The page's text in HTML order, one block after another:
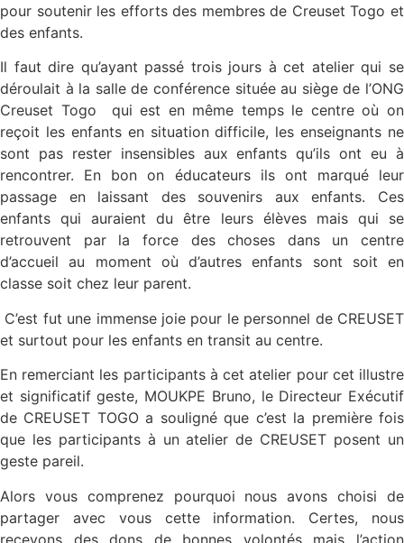
pour soutenir les efforts des membres de Creuset Togo et
des enfants.
Il faut dire qu’ayant passé trois jours à cet atelier qui se
déroulait à la salle de conférence située au siège de l’ONG
Creuset Togo qui est en même temps le centre où on
reçoit les enfants en situation difficile, les enseignants ne
sont pas rester insensibles aux enfants qu’ils ont eu à
rencontrer. En bon on éducateurs ils ont marqué leur
passage en laissant des souvenirs aux enfants. Ces
enfants qui auraient du être leurs élèves mais qui se
retrouvent par la force des choses dans un centre
d’accueil au moment où d’autres enfants sont soit en
classe soit chez leur parent.
C’est fut une immense joie pour le personnel de CREUSET
et surtout pour les enfants en transit au centre.
En remerciant les participants à cet atelier pour cet illustre
et significatif geste, MOUKPE Bruno, le Directeur Exécutif
de CREUSET TOGO a souligné que c’est la première fois
que les participants à un atelier de CREUSET posent un
geste pareil.
Alors vous comprenez pourquoi nous avons choisi de
partager avec vous cette information. Certes, nous
recevons des dons de bonnes volontés mais l’action